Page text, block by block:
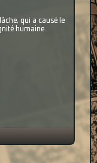
qui a causé le
humaine.